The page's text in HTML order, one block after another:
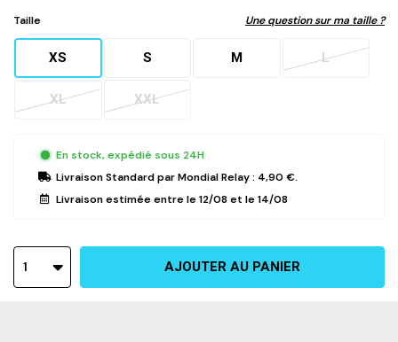
Taille Une question sur ma taille ?
XS S M L
XL XXL
En stock, expédié sous 24H
Livraison Standardpar Mondial Relay : 4,90 €.
Livraison estimée entre le12/08 et le14/08
1 AJOUTER AU PANIER